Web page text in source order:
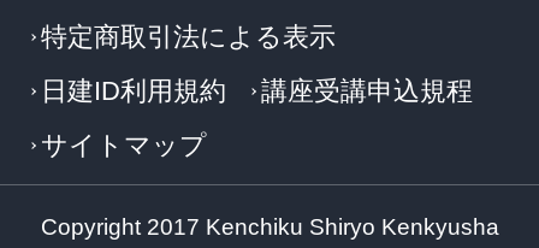
特定商取引法による表示
日建ID利用規約
講座受講申込規程
サイトマップ
Copyright 2017 Kenchiku Shiryo Kenkyusha